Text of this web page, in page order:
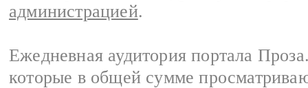
администрацией.
Ежедневная аудитория портала
которые в общей сумме